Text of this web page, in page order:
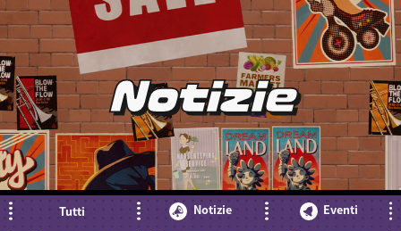
Notizie
Tutti Notizie
Eventi